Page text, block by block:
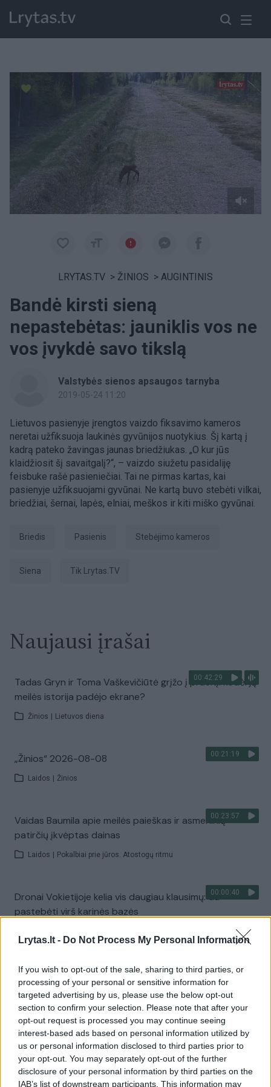
Lrytas.lt - Do Not Process My Personal Information
If you wish to opt-out of the sale, sharing to third parties, or
processing of your personal or sensitive information for
targeted advertising by us, please use the below opt-out
section to confirm your selection. Please note that after your
opt-out request is processed you may continue seeing
interest-based ads based on personal information utilized by
us or personal information disclosed to third parties prior to
your opt-out. You may separately opt-out of the further
disclosure of your personal information by third parties on the
IAB’s list of downstream participants. This information may
Paremkite Ukrainą
LRYTAS.TV > ŽINIOS > AUGINTINIS
Bandė kirsti sieną
nepastebėtas: jauniklis vos ne
vos įvykdė savo tikslą
Valstybės sienos apsaugos tarnyba
2019-05-24 11:20
Lietuvos pasienyje įrengtos vaizdo fiksavimo kameros
neretai užfiksuoja laukinės gyvūnijos nuotykius. Šį kartą į
kadrą pateko žavingas jaunas briedžiukas. „O kur jūs
klaidžiosit šį savaitgalį?“, – vaizdo siužetu pasidaliję
feisbuke rašė pasieniečiai. Tai ne pirmas kartas, kai
pasienyje užfiksuojami gyvūnai. Ne kartą buvo stebėti vilkai,
briedžiai, šernai, lapės, elniai, meškos ir kiti miško gyvūnai.
briedis Pasienis stebėjimo kameros
siena tik Lrytas.TV
Naujausi įrašai
00:42:29
Tadas Gryn ir Toma Vaškevičiūtė grįžo į praeitį: kodėl jų
meilės istorija padėjo ekrane?
Žinios Lietuvos diena
00:21:19
„Žinios“ 2026-08-08
Laidos Žinios
00:23:57
Vaidas Baumila apie meilės paieškas ir asmeninių
patirčių įkvėptas dainas
Laidos Pokalbiai prie jūros. Atostogų ritmu
00:00:40
Dronai Vokietijoje kelia vis daugiau klausimų: du
pastebėti virš karinės bazės
Visi įrašai
Žiūrimiausi įrašai
00:00:30
Vaizdai iš tragiškos avarijos Vilniaus r.: dviejų moterų ir